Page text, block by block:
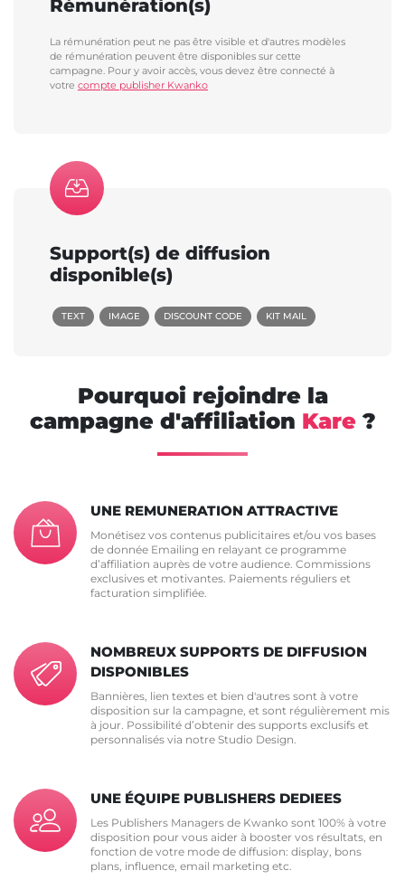
Rémunération(s)
La rémunération peut ne pas être visible et d'autres modèles
de rémunération peuvent être disponibles sur cette
campagne. Pour y avoir accès, vous devez être connecté à
votre compte publisher Kwanko
Support(s) de diffusion
disponible(s)
TEXT IMAGE DISCOUNT CODE KIT MAIL
Pourquoi rejoindre la
campagne d'affiliation Kare?
UNE REMUNERATION ATTRACTIVE
Monétisez vos contenus publicitaires et/ou vos bases
de donnée Emailing en relayant ce programme
d’affiliation auprès de votre audience. Commissions
exclusives et motivantes. Paiements réguliers et
facturation simplifiée.
NOMBREUX SUPPORTS DE DIFFUSION
DISPONIBLES
Bannières, lien textes et bien d'autres sont à votre
disposition sur la campagne, et sont régulièrement mis
à jour. Possibilité d’obtenir des supports exclusifs et
personnalisés via notre Studio Design.
UNE ÉQUIPE PUBLISHERS DEDIEES
Les Publishers Managers de Kwanko sont 100% à votre
disposition pour vous aider à booster vos résultats, en
fonction de votre mode de diffusion: display, bons
plans, influence, email marketing etc.